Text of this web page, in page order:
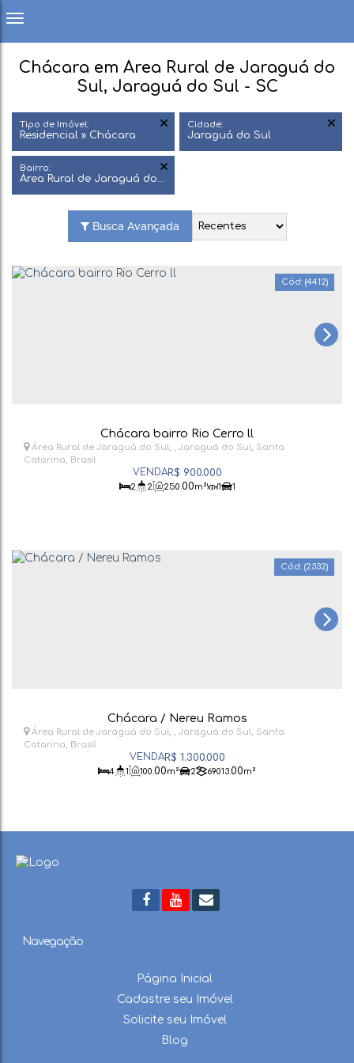
Chácara em Área Rural de Jaraguá do
Sul, Jaraguá do Sul - SC
Tipo de Imóvel:
Residencial » Chácara
Cidade:
Jaraguá do Sul
Bairro:
Área Rural de Jaraguá do Sul
Busca Avançada
(4412)
Chácara bairro Rio Cerro ll
R$ 900.000
Área Rural de Jaraguá do Sul , Jaraguá do Sul, Santa
Catarina, Brasil
2 2 250 .00m² 1 1
(2332)
Chácara / Nereu Ramos
R$ 1.300.000
Área Rural de Jaraguá do Sul , Jaraguá do Sul, Santa
Catarina, Brasil
4 1 100 .00m² 2 69013.00m²
Navegação
Página Inicial
Cadastre seu Imóvel
Solicite seu Imóvel
Blog